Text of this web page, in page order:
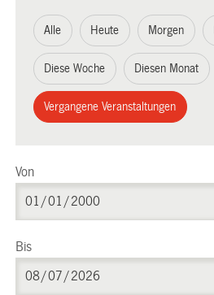
Alle Heute Morgen
Diese Woche Diesen Monat
Vergangene Veranstaltungen
Von
Bis